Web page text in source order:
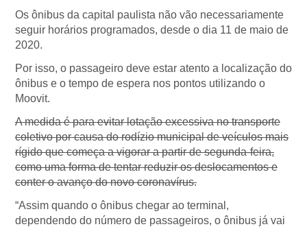
Os ônibus da capital paulista não vão necessariamente
seguir horários programados, desde o dia 11 de maio de
2020.
Por isso, o passageiro deve estar atento a localização do
ônibus e o tempo de espera nos pontos utilizando o
Moovit.
A medida é para evitar lotação excessiva no transporte
coletivo por causa do rodízio municipal de veículos mais
rígido que começa a vigorar a partir de segunda-feira,
como uma forma de tentar reduzir os deslocamentos e
conter o avanço do novo coronavírus.
“Assim quando o ônibus chegar ao terminal,
dependendo do número de passageiros, o ônibus já vai